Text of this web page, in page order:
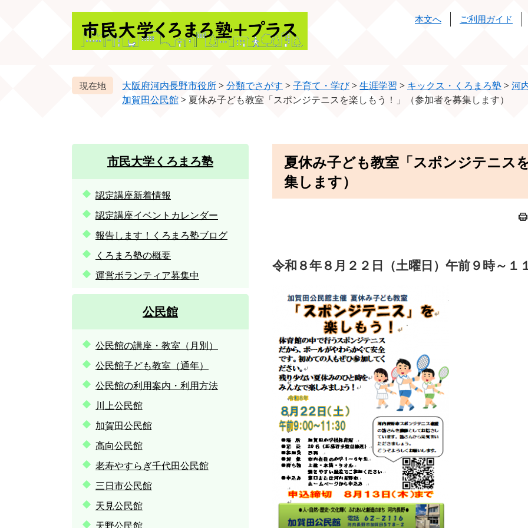
本文へ ご利用ガイド
大阪府河内長野市役所>分類でさがす >子育て・学び>生涯学習 > キックス・くろまろ塾>河
加賀田公民館> 夏休み子ども教室「スポンジテニスを楽しもう！」（参加者を募集します）
夏休み子ども教室「スポンジテニス
集します）
令和８年８月２２日（土曜日）午前９時～１
市民大学くろまろ塾
認定講座新着情報
認定講座イベントカレンダー
報告します！くろまろ塾ブログ
くろまろ塾の概要
運営ボランティア募集中
公民館
公民館の講座・教室（月別）
公民館子ども教室（通年）
公民館の利用案内・利用方法
川上公民館
加賀田公民館
高向公民館
老寿やすらぎ千代田公民館
三日市公民館
天見公民館